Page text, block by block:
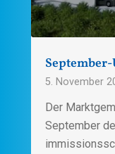
5. November
Der
September